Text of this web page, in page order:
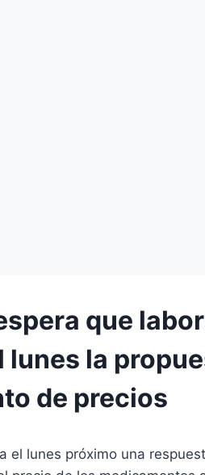
que
lunes la
de precios
el lunes próximo una